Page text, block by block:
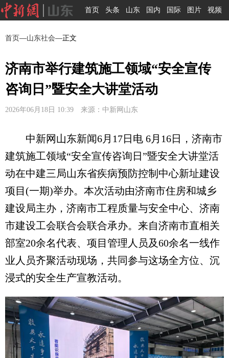
首页 头条 山东 国内 国际 图片 视频
首页—山东社会—正文
济南市举行建筑施工领域“安全宣传
咨询日”暨安全大讲堂活动
2026年06月18日 10:39 来源：中新网山东
中新网山东新闻6月17日电 6月16日，济南市
建筑施工领域“安全宣传咨询日”暨安全大讲堂活
动在中建三局山东省疾病预防控制中心新址建设
项目(一期)举办。本次活动由济南市住房和城乡
建设局主办，济南市工程质量与安全中心、济南
市建设工会联合会联合承办。来自济南市直相关
部室20余名代表、项目管理人员及60余名一线作
业人员齐聚活动现场，共同参与这场全方位、沉
浸式的安全生产宣教活动。